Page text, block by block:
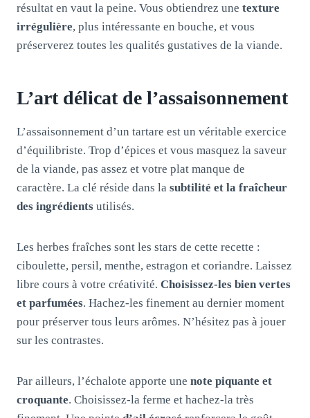
résultat en vaut la peine. Vous obtiendrez une texture
irrégulière, plus intéressante en bouche, et vous
préserverez toutes les qualités gustatives de la viande.
L’art délicat de l’assaisonnement
L’assaisonnement d’un tartare est un véritable exercice
d’équilibriste. Trop d’épices et vous masquez la saveur
de la viande, pas assez et votre plat manque de
caractère. La clé réside dans la subtilité et la fraîcheur
des ingrédients utilisés.
Les herbes fraîches sont les stars de cette recette :
ciboulette, persil, menthe, estragon et coriandre. Laissez
libre cours à votre créativité. Choisissez-les bien vertes
et parfumées. Hachez-les finement au dernier moment
pour préserver tous leurs arômes. N’hésitez pas à jouer
sur les contrastes.
Par ailleurs, l’échalote apporte une note piquante et
croquante. Choisissez-la ferme et hachez-la très